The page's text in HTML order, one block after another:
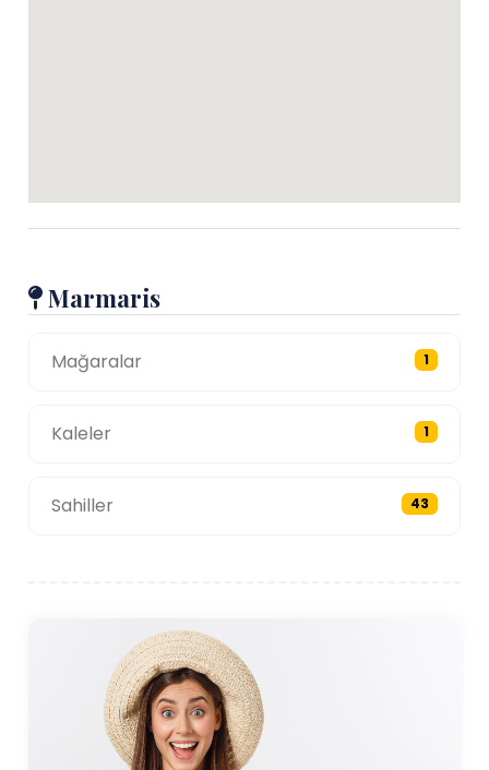
Marmaris
Mağaralar 1
Kaleler 1
Sahiller 43